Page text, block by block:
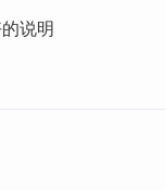
说明